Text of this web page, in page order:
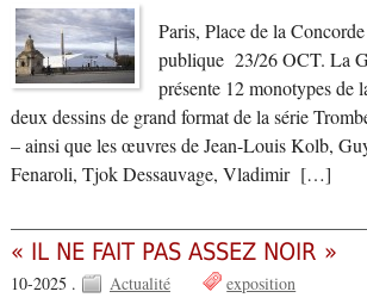
Paris, Place de la
publique 23/26 OCT. La
présente 12 monotypes de
deux dessins de grand format de la série
– ainsi que les œuvres de Jean-Louis Kolb,
Fenaroli, Tjok Dessauvage, Vladimir […]
« IL NE FAIT PAS ASSEZ NOIR »
10-2025 . Actualité exposition